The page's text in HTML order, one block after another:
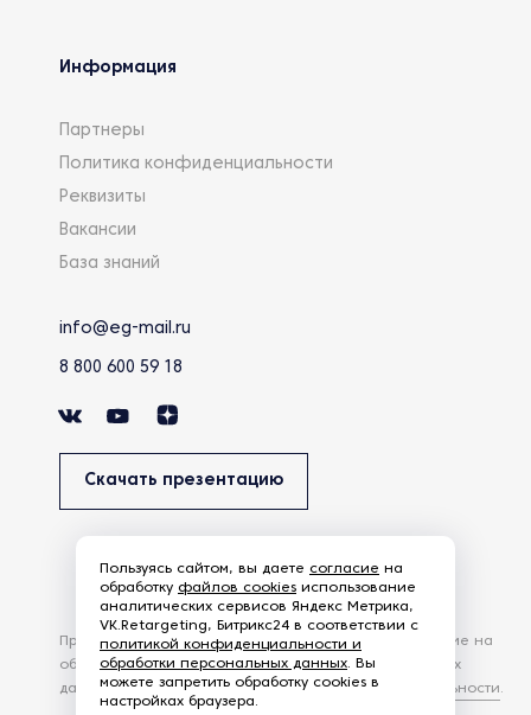
Информация
Партнеры
Политика конфиденциальности
Реквизиты
Вакансии
База знаний
info@eg-mail.ru
8 800 600 59 18
Скачать презентацию
Продолжая использовать наш сайт, вы даете согласие на
обработку файлов Cookies и других пользовательских
данных, в соответствии сПолитикой конфиденциальности.
Пользуясь сайтом, вы даете согласие на
обработку файлов cookies использование
аналитических сервисов Яндекс Метрика,
VK.Retargeting, Битрикс24 в соответствии с
политикой конфиденциальности и
обработки персональных данных. Вы
можете запретить обработку cookies в
настройках браузера.